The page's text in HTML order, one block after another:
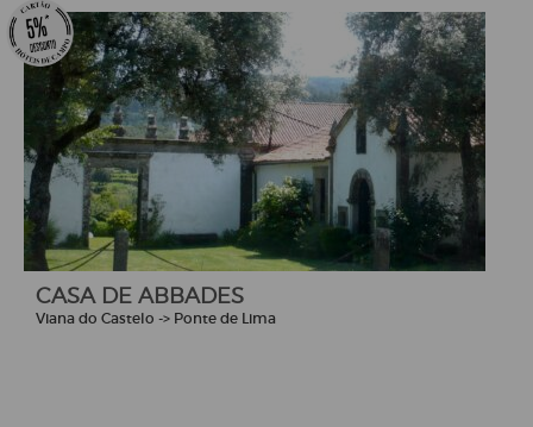
CASA DE ABBADES
Viana do Castelo -> Ponte de Lima